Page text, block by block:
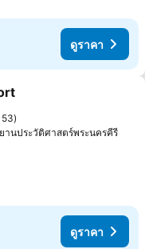
ดูราคา
ยการโปรด
53
านประวัติศาสตร์พระนครคีรี
ดูราคา